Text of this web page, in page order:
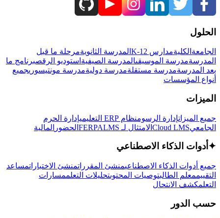
الحلول
الجامعة الكليةمدارس K-12 المدرسة الثانويةمرحلة ما قبل
المدرسةمدرسة الموسيقىالمدرسة الصيفية استوديو الرقصبرنامج ما
بعد المدرسةمدرسة مستقلةمدرسة دوليةمدرسة مونتيسوريجميع
أنواع المؤسسات
الميزات
جميع الميزاتإدارة الرسومنظام ERP التعليمي
إدارة الحرم
الجامعيCloud LMS الامتثال لـ FERPA LMS الحضور المالية
✦ أدوات الذكاء الاصطناعي
جميع أدوات الذكاء الاصطناعيمنشئ المقرراتمنشئ الاختباراتمساعد
التقييممعلم الطالبتوصيات المحتوىتحليلات التعلممسارات
التعلمكشف الانتحال
حسب الدور